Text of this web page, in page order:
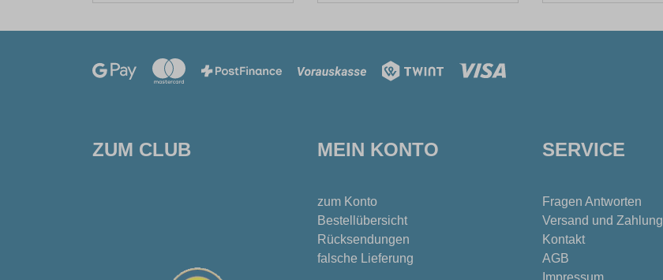
ZUM CLUB MEIN KONTO
zum Konto
Bestellübersicht
Rücksendungen
falsche Lieferung
SERVICE
Fragen Antworten
Versand und Zahlung
Kontakt
AGB
Impressum